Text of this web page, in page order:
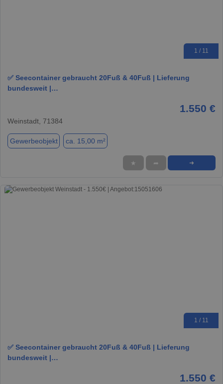
1 / 11
✅ Seecontainer gebraucht 20Fuß & 40Fuß | Lieferung
bundesweit |…
1.550 €
Weinstadt, 71384
Gewerbeobjekt ca. 15,00 m²
★ ➦ ➜
1 / 11
✅ Seecontainer gebraucht 20Fuß & 40Fuß | Lieferung
bundesweit |…
1.550 €